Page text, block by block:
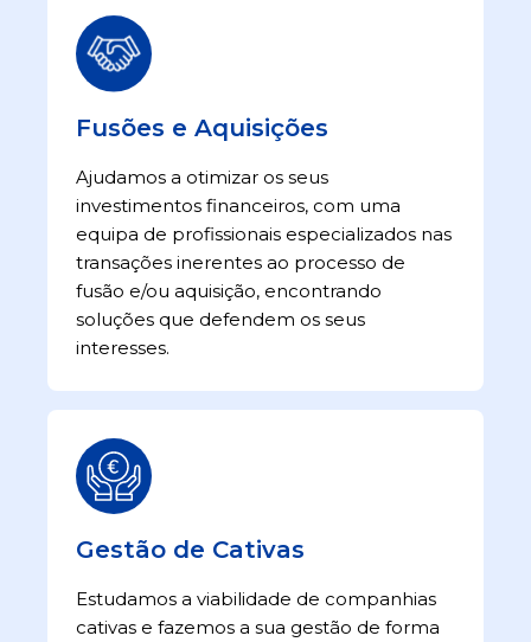
Fusões e Aquisições
Ajudamos a otimizar os seus
investimentos financeiros, com uma
equipa de profissionais especializados nas
transações inerentes ao processo de
fusão e/ou aquisição, encontrando
soluções que defendem os seus
interesses.
Gestão de Cativas
Estudamos a viabilidade de companhias
cativas e fazemos a sua gestão de forma